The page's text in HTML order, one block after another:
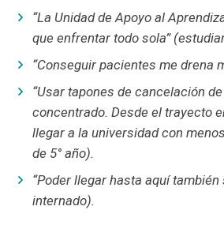
“La Unidad de Apoyo al
que enfrentar todo sola”
“Conseguir pacientes me drena
“Usar tapones de cancelación
concentrado. Desde el trayecto
llegar a la universidad con
de 5° año).
“Poder llegar hasta aquí
internado).